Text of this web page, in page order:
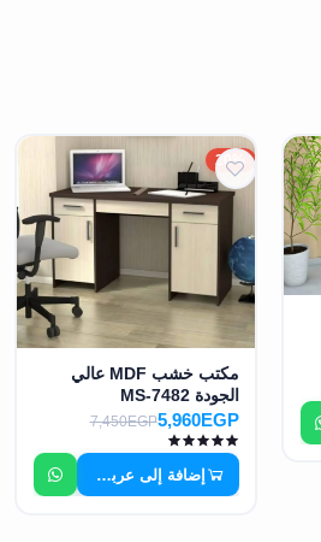
20%
مكتب خشب MDF عالي
الجودة MS-7482
5,960EGP
7,450EGP
إضافة إلى عربة التسوق